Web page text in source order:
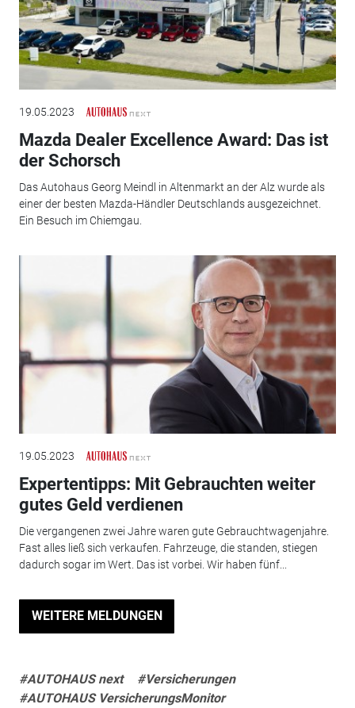
19.05.2023
Mazda Dealer Excellence Award: Das ist
der Schorsch
Das Autohaus Georg Meindl in Altenmarkt an der Alz wurde als
einer der besten Mazda-Händler Deutschlands ausgezeichnet.
Ein Besuch im Chiemgau.
19.05.2023
Expertentipps: Mit Gebrauchten weiter
gutes Geld verdienen
Die vergangenen zwei Jahre waren gute Gebrauchtwagenjahre.
Fast alles ließ sich verkaufen. Fahrzeuge, die standen, stiegen
dadurch sogar im Wert. Das ist vorbei. Wir haben fünf...
WEITERE MELDUNGEN
#AUTOHAUS next
#Versicherungen
#AUTOHAUS VersicherungsMonitor